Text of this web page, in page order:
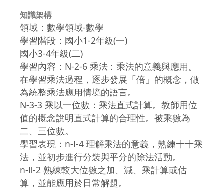
知識架構
領域：數學領域-數學
學習階段：國小1-2年級(一)
國小3-4年級(二)
學習內容：N-2-6 乘法：乘法的意義與應用。
在學習乘法過程，逐步發展「倍」的概念，做
為統整乘法應用情境的語言。
N-3-3 乘以一位數：乘法直式計算。教師用位
值的概念說明直式計算的合理性。被乘數為
二、三位數。
學習表現：n-Ⅰ-4 理解乘法的意義，熟練十十乘
法，並初步進行分裝與平分的除法活動。
n-Ⅱ-2 熟練較大位數之加、減、乘計算或估
算，並能應用於日常解題。